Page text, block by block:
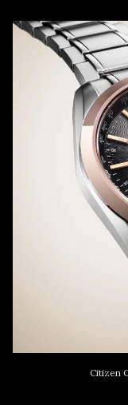
Citizen